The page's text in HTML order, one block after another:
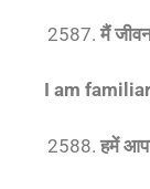
मैं
I am
हमें